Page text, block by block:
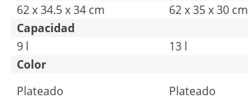
62 x 34.5 x 34 cm
62 x 35 x 30 cm
Capacidad
9 l
13 l
Color
Plateado
Plateado